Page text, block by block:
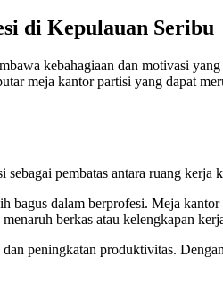
di Kepulauan Seribu
kebahagiaan dan motivasi
meja kantor partisi yang dapat
pembatas antara ruang kerja
dalam berprofesi. Meja
berkas atau kelengkapan
peningkatan produktivitas.